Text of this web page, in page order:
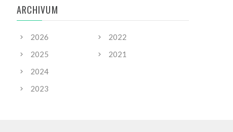
ARCHIVUM
2026
2025
2024
2023
2022
2021